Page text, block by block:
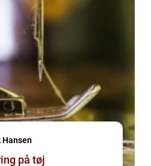
Hansen
på tøj